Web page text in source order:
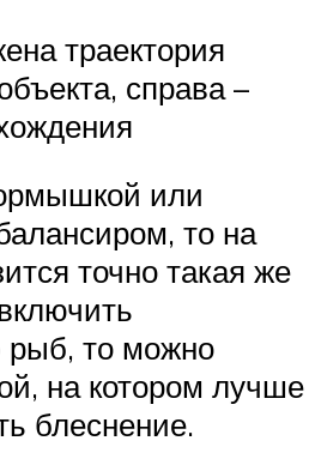
траектория
справа –
или
то на
точно такая же
то можно
на котором лучше
блеснение.